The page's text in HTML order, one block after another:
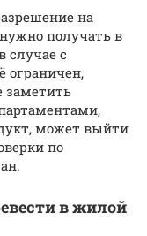
на
получать в
случае с
ограничен,
заметить
может выйти
по
в жилой